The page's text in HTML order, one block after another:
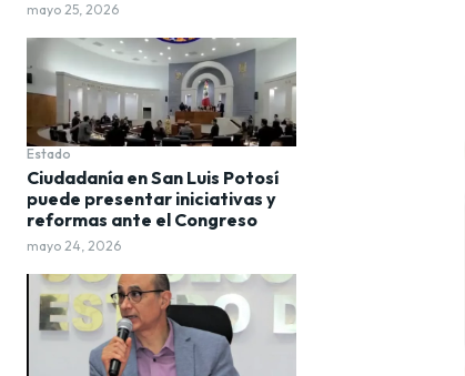
mayo 25, 2026
Estado
Ciudadanía en San Luis Potosí
puede presentar iniciativas y
reformas ante el Congreso
mayo 24, 2026